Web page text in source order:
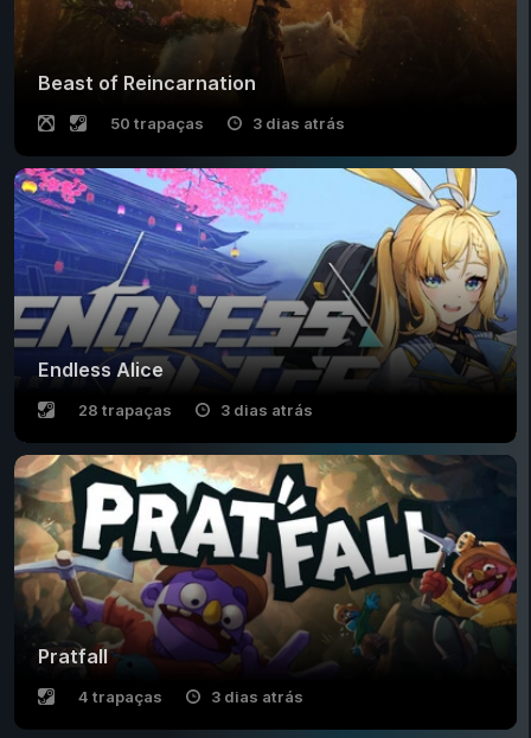
Beast of Reincarnation
50 trapaças 3 dias atrás
Endless Alice
28 trapaças 3 dias atrás
Pratfall
4 trapaças 3 dias atrás